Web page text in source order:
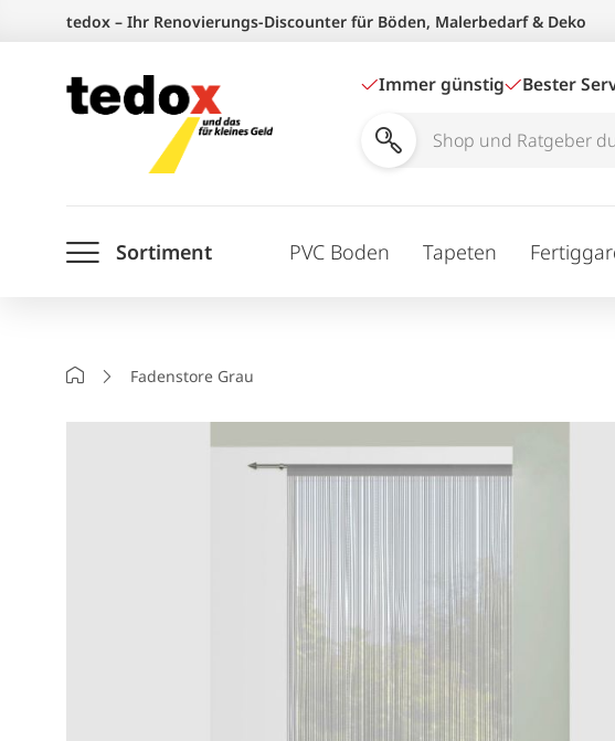
springen
tedox – Ihr Renovierungs-Discounter für Böden, Malerbedarf & Deko
Immer günstig Bester
Shop
durchsuchen
Sortiment PVC Boden Tapeten
StartseiteFadenstore Grau